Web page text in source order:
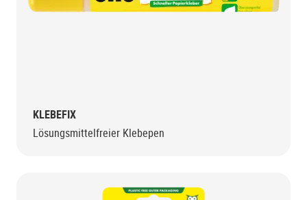
KLEBEFIX
Lösungsmittelfreier Klebepen